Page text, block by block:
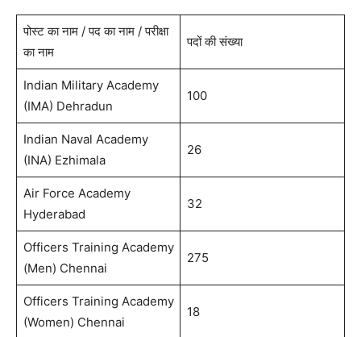
पोस्ट का नाम / पद का नाम / परीक्षा
का नाम
पदों की संख्या
Indian Military Academy
(IMA) Dehradun
100
Indian Naval Academy
(INA) Ezhimala
26
Air Force Academy
Hyderabad
32
Officers Training Academy
(Men) Chennai
275
Officers Training Academy
(Women) Chennai
18